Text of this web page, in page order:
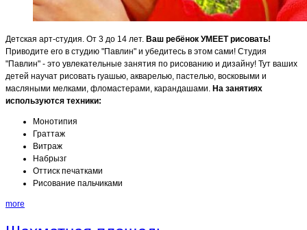
Детская арт-студия. От 3 до 14 лет. Ваш ребёнок УМЕЕТ рисовать!
Приводите его в студию "Павлин" и убедитесь в этом сами! Студия
"Павлин" - это увлекательные занятия по рисованию и дизайну! Тут ваших
детей научат рисовать гуашью, акварелью, пастелью, восковыми и
масляными мелками, фломастерами, карандашами. На занятиях
используются техники:
Монотипия
Граттаж
Витраж
Набрызг
Оттиск печатками
Рисование пальчиками
more